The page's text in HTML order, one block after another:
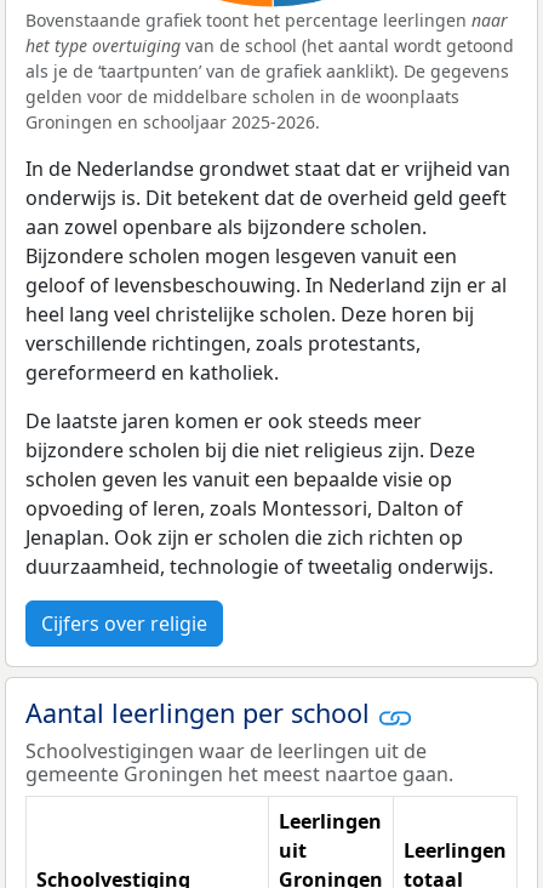
Bovenstaande grafiek toont het percentage leerlingen naar
het type overtuiging van de school (het aantal wordt getoond
als je de ‘taartpunten’ van de grafiek aanklikt). De gegevens
gelden voor de middelbare scholen in de woonplaats
Groningen en schooljaar 2025-2026.
In de Nederlandse grondwet staat dat er vrijheid van
onderwijs is. Dit betekent dat de overheid geld geeft
aan zowel openbare als bijzondere scholen.
Bijzondere scholen mogen lesgeven vanuit een
geloof of levensbeschouwing. In Nederland zijn er al
heel lang veel christelijke scholen. Deze horen bij
verschillende richtingen, zoals protestants,
gereformeerd en katholiek.
De laatste jaren komen er ook steeds meer
bijzondere scholen bij die niet religieus zijn. Deze
scholen geven les vanuit een bepaalde visie op
opvoeding of leren, zoals Montessori, Dalton of
Jenaplan. Ook zijn er scholen die zich richten op
duurzaamheid, technologie of tweetalig onderwijs.
Cijfers over religie
Aantal leerlingen per school
Schoolvestigingen waar de leerlingen uit de
gemeente Groningen het meest naartoe gaan.
Schoolvestiging
Leerlingen
uit
Groningen
Leerlingen
totaal